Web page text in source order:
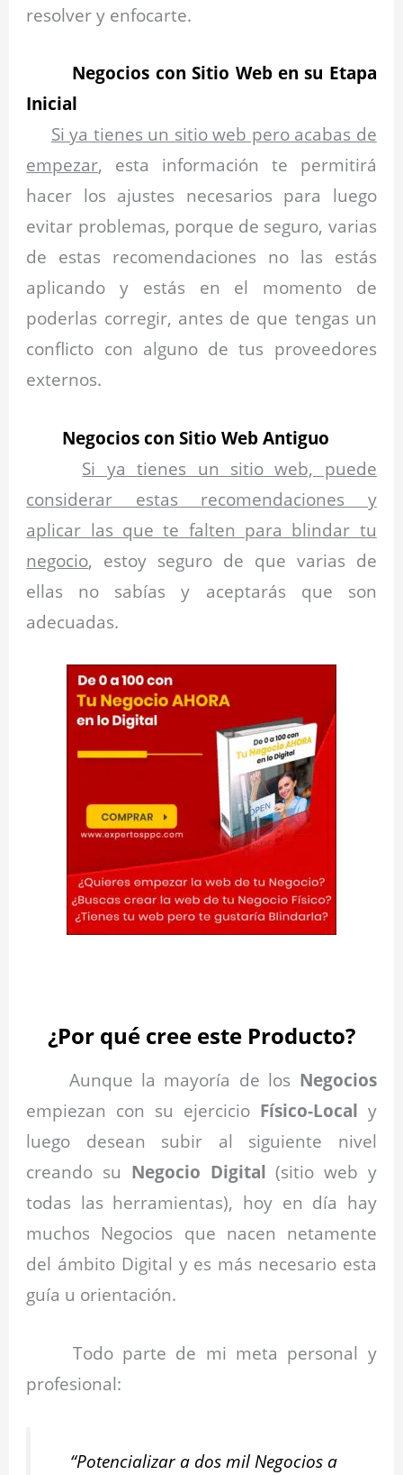
resolver y enfocarte.
Negocios con Sitio Web en su Etapa
Inicial
Si ya tienes un sitio web pero acabas de
empezar, esta información te permitirá
hacer los ajustes necesarios para luego
evitar problemas, porque de seguro, varias
de estas recomendaciones no las estás
aplicando y estás en el momento de
poderlas corregir, antes de que tengas un
conflicto con alguno de tus proveedores
externos.
Negocios con Sitio Web Antiguo
Si ya tienes un sitio web, puede
considerar estas recomendaciones y
aplicar las que te falten para blindar tu
negocio, estoy seguro de que varias de
ellas no sabías y aceptarás que son
adecuadas.
¿Por qué cree este Producto?
Aunque la mayoría de los Negocios
empiezan con su ejercicio Físico-Local y
luego desean subir al siguiente nivel
creando su Negocio Digital (sitio web y
todas las herramientas), hoy en día hay
muchos Negocios que nacen netamente
del ámbito Digital y es más necesario esta
guía u orientación.
Todo parte de mi meta personal y
profesional:
“Potencializar a dos mil Negocios a